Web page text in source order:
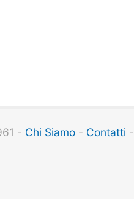
- Chi Siamo - Contatti -